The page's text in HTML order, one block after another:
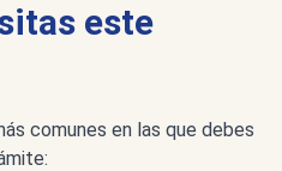
este
comunes en las que debes